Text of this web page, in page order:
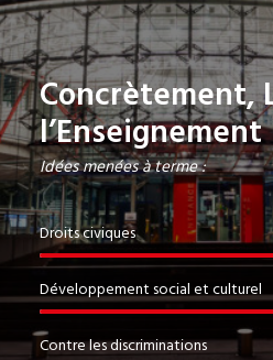
Concrètement,
l’Enseignement
Idées menées à terme :
Droits civiques
Développement social et culturel
Contre les discriminations